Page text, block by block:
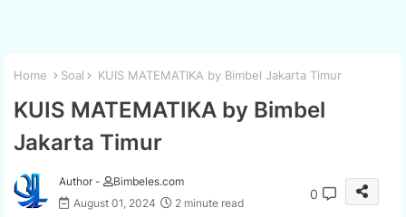
Home Soal KUIS MATEMATIKA by Bimbel Jakarta Timur
KUIS MATEMATIKA by Bimbel
Jakarta Timur
Author -
Bimbeles.com
August 01, 2024
2 minute read
0